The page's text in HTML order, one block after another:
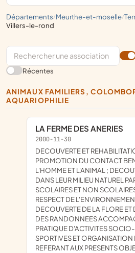
départements/ meurthe-et-moselle/
villers-le-rond
Récentes
ANIMAUX FAMILIERS, COLOMBOPHILIE,
AQUARIOPHILIE
LA FERME DES ANERIES
2000-11-30
DECOUVERTE ET REHABILITATION DE L'ANE;
PROMOTION DU CONTACT
L'HOMME ET L'ANIMAL ;
DANS LEUR MILIEU NATUREL
SCOLAIRES ET NON
RESPECT DE
DECOUVERTE DE LA FLORE ET
DES RANDONNEES
PRATIQUE D'ACTIVITES
SPORTIVES ET
REFERANT AUX PRESENTS